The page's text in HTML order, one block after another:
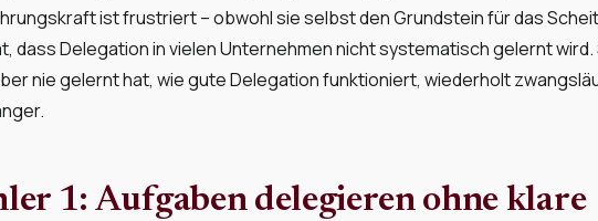
ist frustriert – obwohl sie selbst den Grundstein für das
dass Delegation in vielen Unternehmen nicht systematisch gelernt
nie gelernt hat, wie gute Delegation funktioniert, wiederholt
1: Aufgaben delegieren ohne klare